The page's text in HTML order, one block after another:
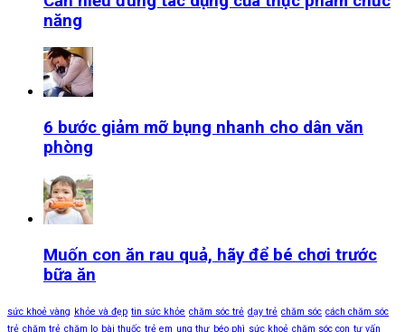
năng
6 bước giảm mỡ bụng nhanh cho dân văn
phòng
Muốn con ăn rau quả, hãy để bé chơi trước
bữa ăn
sức khoẻ vàng khỏe và đẹp tin sức khỏe chăm sóc trẻ dạy trẻ chăm sóc cách chăm sóc
trẻ chăm trẻ chăm lo bài thuốc trẻ em ung thư béo phì sức khoẻ chăm sóc con tư vấn